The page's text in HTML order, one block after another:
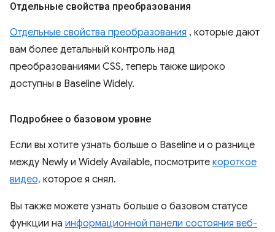
Отдельные свойства преобразования
Отдельные свойства преобразования , которые дают
вам более детальный контроль над
преобразованиями CSS, теперь также широко
доступны в Baseline Widely.
Подробнее о базовом уровне
Если вы хотите узнать больше о Baseline и о разнице
между Newly и Widely Available, посмотрите короткое
видео, которое я снял.
Вы также можете узнать больше о базовом статусе
функции на информационной панели состояния веб-